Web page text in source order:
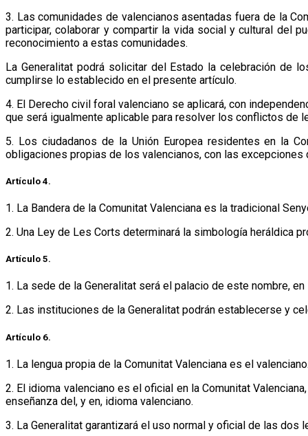
3. Las comunidades de valencianos asentadas fuera de la
participar, colaborar y compartir la vida social y cultural del
reconocimiento a estas comunidades.
La Generalitat podrá solicitar del Estado la celebración de
cumplirse lo establecido en el presente artículo.
4. El Derecho civil foral valenciano se aplicará, con
que será igualmente aplicable para resolver los conflictos de
5. Los ciudadanos de la Unión Europea residentes en la
obligaciones propias de los valencianos, con las
Artículo 4.
1. La Bandera de la Comunitat Valenciana es la tradicional
2. Una Ley de Les Corts determinará la simbología heráldica
Artículo 5.
1. La sede de la Generalitat será el palacio de este nombre, en
2. Las instituciones de la Generalitat podrán establecerse y
Artículo 6.
1. La lengua propia de la Comunitat Valenciana es el valenciano.
2. El idioma valenciano es el oficial en la Comunitat
enseñanza del, y en, idioma valenciano.
3. La Generalitat garantizará el uso normal y oficial de las